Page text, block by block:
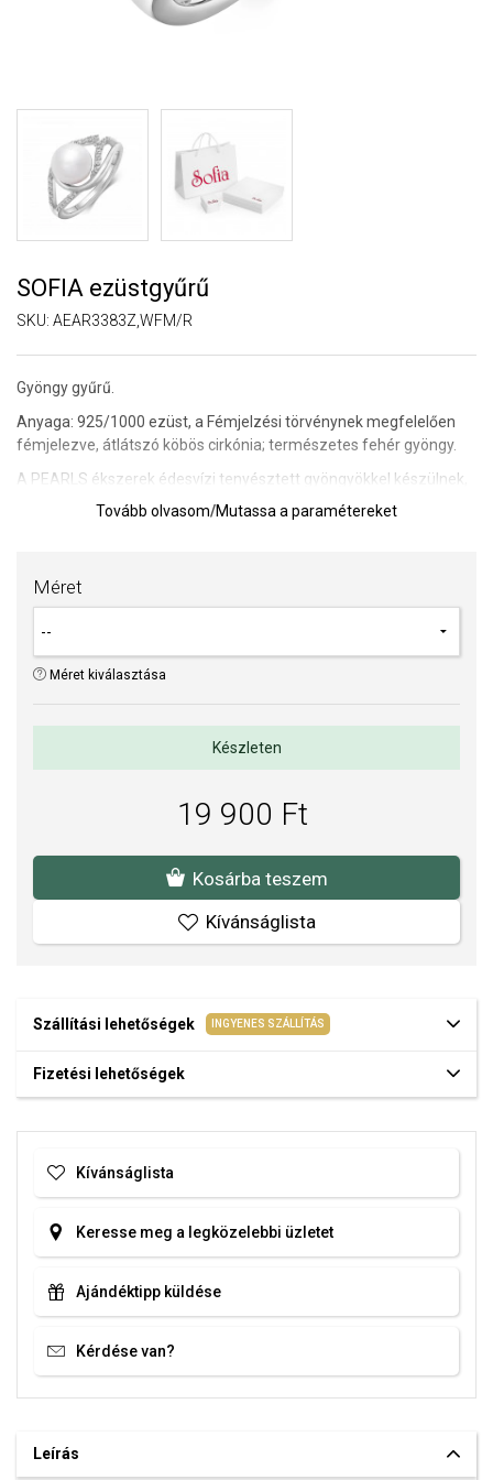
SOFIA ezüstgyűrű
SKU: AEAR3383Z,WFM/R
Gyöngy gyűrű.
Anyaga: 925/1000 ezüst, a Fémjelzési törvénynek megfelelően
fémjelezve, átlátszó köbös cirkónia; természetes fehér gyöngy.
A PEARLS ékszerek édesvízi tenyésztett gyöngyökkel készülnek,
a legmagasabb AAA minőségben.
Az anyagok és a kivitelezés minősége elsőrendű számunkra.
Tovább olvasom/Mutassa a paramétereket
Méret
Méret kiválasztása
Készleten
19 900 Ft
Kosárba teszem
Kívánságlista
Szállítási lehetőségek INGYENES SZÁLLÍTÁS
Fizetési lehetőségek
Kívánságlista
Keresse meg a legközelebbi üzletet
Ajándéktipp küldése
Kérdése van?
Leírás